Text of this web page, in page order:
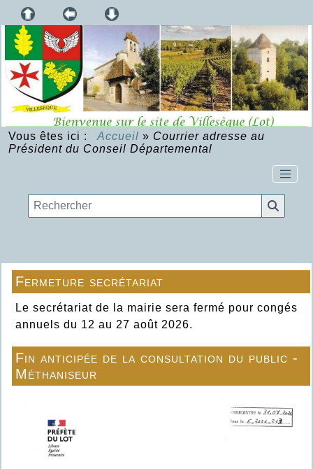
Vous êtes ici : Accueil » Courrier adresse au
Président du Conseil Départemental
Fermeture secrétariat
Le secrétariat de la mairie sera fermé pour congés
annuels du 12 au 27 août 2026.
Fin anticipée de la consultation du public -
Méthaniseur